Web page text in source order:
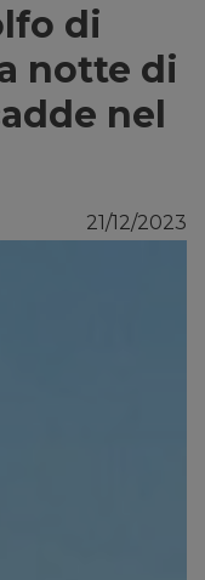
di
notte di
nel
21/12/2023